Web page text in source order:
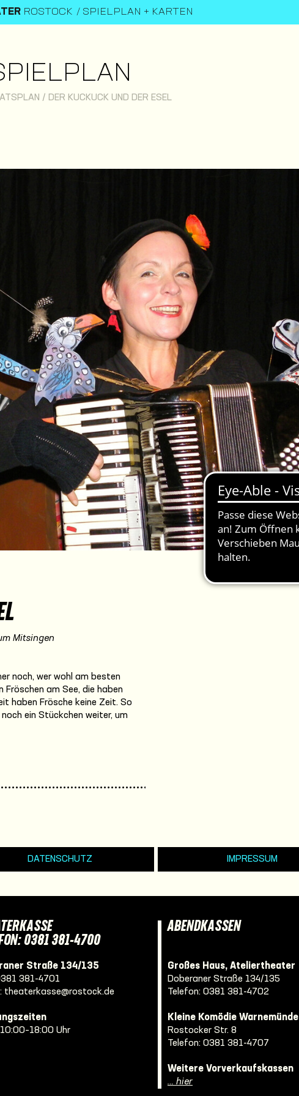
ROSTOCK SPIELPLAN + KARTEN
/ DER KUCKUCK UND DER ESEL
Mitsingen
noch, wer wohl am besten
Fröschen am See, die haben
haben Frösche keine Zeit. So
ein Stückchen weiter, um
DATENSCHUTZ IMPRESSUM
0381 381-4700
Straße 134/135
381-4701
theaterkasse@rostock.de
10:00–18:00 Uhr
ABENDKASSEN
Großes Haus, Ateliertheater
Doberaner Straße 134/135
Telefon: 0381 381-4702
Kleine Komödie Warnemünde
Rostocker Str. 8
Telefon: 0381 381-4707
Weitere Vorverkaufskassen
… hier